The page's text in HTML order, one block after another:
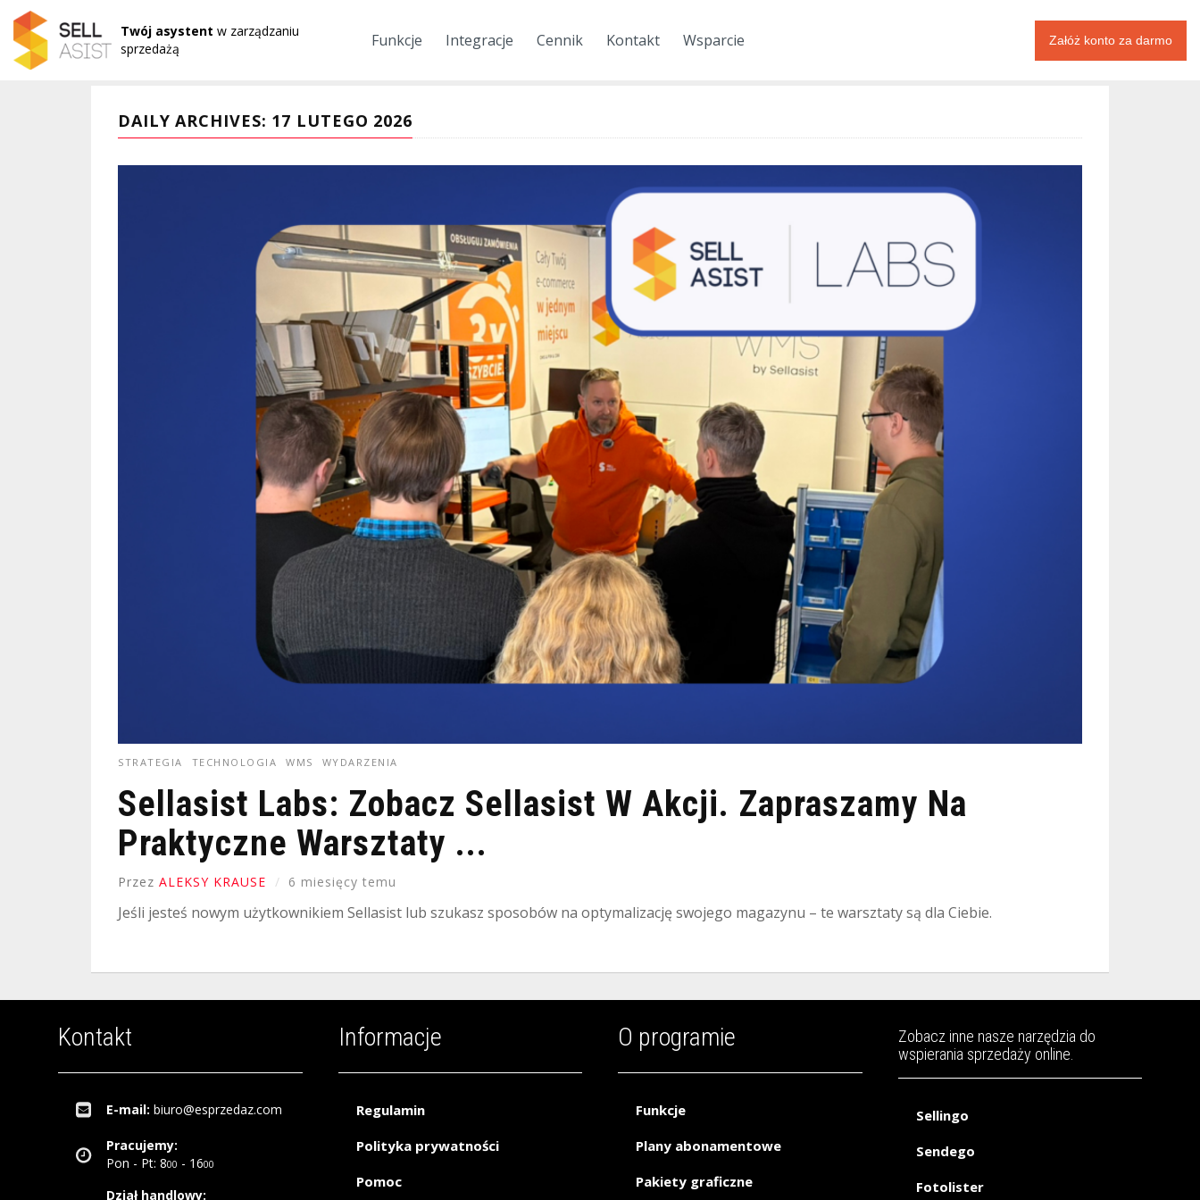
Twój asystent w zarządzaniu
sprzedażą
Funkcje Integracje Cennik Kontakt Wsparcie Załóż konto za darmo
DAILY ARCHIVES: 17 LUTEGO 2026
STRATEGIA TECHNOLOGIA WMS WYDARZENIA
Sellasist Labs: Zobacz Sellasist W Akcji. Zapraszamy Na
Praktyczne Warsztaty ...
Przez ALEKSY KRAUSE 6 miesięcy temu
Jeśli jesteś nowym użytkownikiem Sellasist lub szukasz sposobów na optymalizację swojego magazynu – te warsztaty są dla Ciebie.
Kontakt
E-mail: biuro@esprzedaz.com
Pracujemy:
Pon - Pt: 800 - 1600
Dział handlowy:
Informacje
Regulamin
Polityka prywatności
Pomoc
O programie
Funkcje
Plany abonamentowe
Pakiety graficzne
Zobacz inne nasze narzędzia do
wspierania sprzedaży online.
Sellingo
Sendego
Fotolister